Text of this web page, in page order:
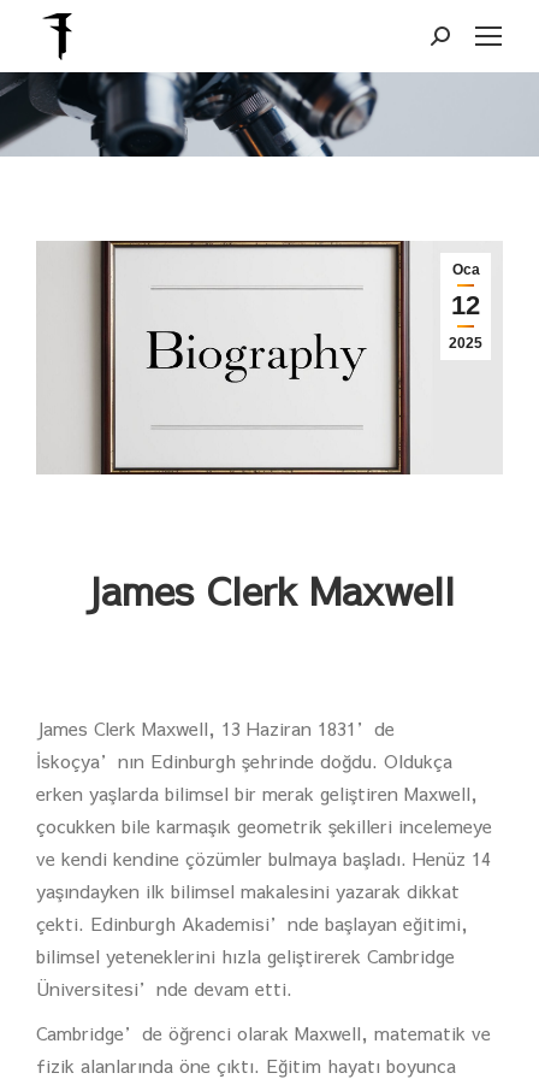
Search:
You are here:
Oca
12
2025
James Clerk Maxwell
James Clerk Maxwell, 13 Haziran 1831’de
İskoçya’nın Edinburgh şehrinde doğdu. Oldukça
erken yaşlarda bilimsel bir merak geliştiren Maxwell,
çocukken bile karmaşık geometrik şekilleri incelemeye
ve kendi kendine çözümler bulmaya başladı. Henüz 14
yaşındayken ilk bilimsel makalesini yazarak dikkat
çekti. Edinburgh Akademisi’nde başlayan eğitimi,
bilimsel yeteneklerini hızla geliştirerek Cambridge
Üniversitesi’nde devam etti.
Cambridge’de öğrenci olarak Maxwell, matematik ve
fizik alanlarında öne çıktı. Eğitim hayatı boyunca